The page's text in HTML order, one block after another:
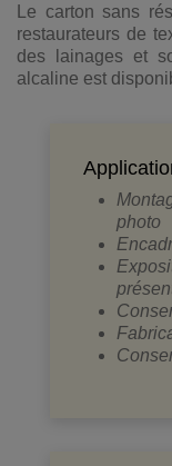
Le carton sans
restaurateurs de
des lainages et
alcaline est
photo